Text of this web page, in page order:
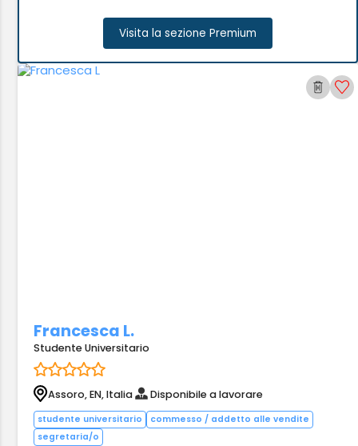
Visita la sezione Premium
Francesca L.
Studente Universitario
Assoro, EN, Italia Disponibile a lavorare
studente universitario
commesso / addetto alle vendite
segretaria/o